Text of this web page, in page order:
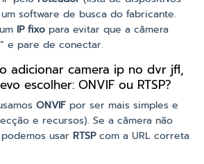
software de busca do fabricante.
IP fixo para evitar que a câmera
e pare de conectar.
adicionar camera ip no dvr jfl,
escolher: ONVIF ou RTSP?
ONVIF por ser mais simples e
e recursos). Se a câmera não
usar RTSPcom a URL correta